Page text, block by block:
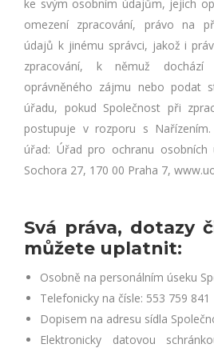
ke svým osobním údajům, jejich
omezení zpracování, právo na
údajů k jinému správci, jakož i
zpracování, k němuž
oprávněného zájmu nebo podat
úřadu, pokud Společnost při
postupuje v rozporu s
úřad: Úřad pro ochranu osobních
Sochora 27, 170 00 Praha 7,
Svá práva, dotazy
můžete uplatnit:
Osobně na personálním úseku
Telefonicky na čísle: 553 759 841
Dopisem na adresu sídla
Elektronicky datovou